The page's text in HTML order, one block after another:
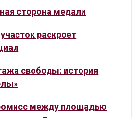
сторона медали
раскроет
свободы: история
между площадью